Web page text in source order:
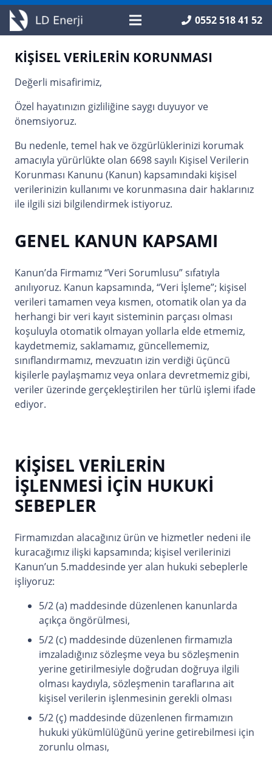
0552 518 41 52
KİŞİSEL VERİLERİN KORUNMASI
Değerli misafirimiz,
Özel hayatınızın gizliliğine saygı duyuyor ve
önemsiyoruz.
Bu nedenle, temel hak ve özgürlüklerinizi korumak
amacıyla yürürlükte olan 6698 sayılı Kişisel Verilerin
Korunması Kanunu (Kanun) kapsamındaki kişisel
verilerinizin kullanımı ve korunmasına dair haklarınız
ile ilgili sizi bilgilendirmek istiyoruz.
GENEL KANUN KAPSAMI
Kanun’da Firmamız “Veri Sorumlusu” sıfatıyla
anılıyoruz. Kanun kapsamında, “Veri İşleme”; kişisel
verileri tamamen veya kısmen, otomatik olan ya da
herhangi bir veri kayıt sisteminin parçası olması
koşuluyla otomatik olmayan yollarla elde etmemiz,
kaydetmemiz, saklamamız, güncellememiz,
sınıflandırmamız, mevzuatın izin verdiği üçüncü
kişilerle paylaşmamız veya onlara devretmemiz gibi,
veriler üzerinde gerçekleştirilen her türlü işlemi ifade
ediyor.
KİŞİSEL VERİLERİN
İŞLENMESİ İÇİN HUKUKİ
SEBEPLER
Firmamızdan alacağınız ürün ve hizmetler nedeni ile
kuracağımız ilişki kapsamında; kişisel verilerinizi
Kanun’un 5.maddesinde yer alan hukuki sebeplerle
işliyoruz:
5/2 (a) maddesinde düzenlenen kanunlarda
açıkça öngörülmesi,
5/2 (c) maddesinde düzenlenen firmamızla
imzaladığınız sözleşme veya bu sözleşmenin
yerine getirilmesiyle doğrudan doğruya ilgili
olması kaydıyla, sözleşmenin taraflarına ait
kişisel verilerin işlenmesinin gerekli olması
5/2 (ç) maddesinde düzenlenen firmamızın
hukuki yükümlülüğünü yerine getirebilmesi için
zorunlu olması,